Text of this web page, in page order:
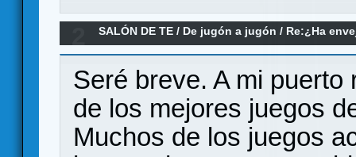
SALÓN DE TE / De jugón a jugón / Re:¿Ha
juegos modernos no le llegan a la altura?
Seré breve. A mi
de los mejores juegos
Muchos de los juegos